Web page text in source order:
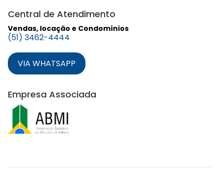
Central de Atendimento
Vendas, locação e Condomínios
(51) 3462-4444
VIA WHATSAPP
Empresa Associada